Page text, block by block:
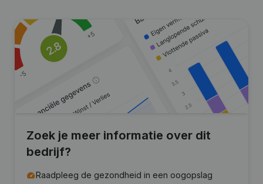
Zoek je meer informatie over dit
bedrijf?
Raadpleeg de gezondheid in een oogopslag